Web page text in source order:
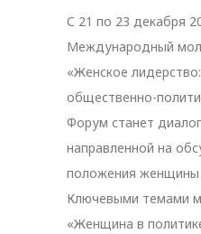
С 21 по 23 декабря
Международный
«Женское
общественно-
Форум станет
направленной на
положения женщины
Ключевыми темами
«Женщина в